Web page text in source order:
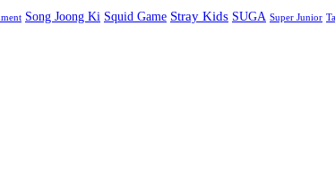
Song Joong Ki Squid Game Stray Kids SUGA Super Junior